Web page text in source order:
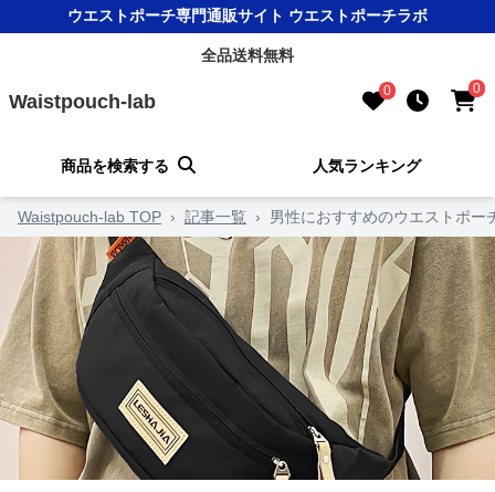
ウエストポーチ専門通販サイト ウエストポーチラボ
全品送料無料
Waistpouch-lab 0 0
商品を検索する 人気ランキング
Waistpouch-lab TOP › 記事一覧 › 男性におすすめのウエストポー